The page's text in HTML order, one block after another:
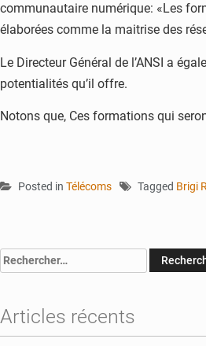
communautaire numérique: «Les
élaborées comme la maitrise des
Le Directeur Général de l’ANSI a
potentialités qu’il offre.
Notons que, Ces formations qui
Posted in Télécoms Tagged Brigi
Rechercher :
Articles récents